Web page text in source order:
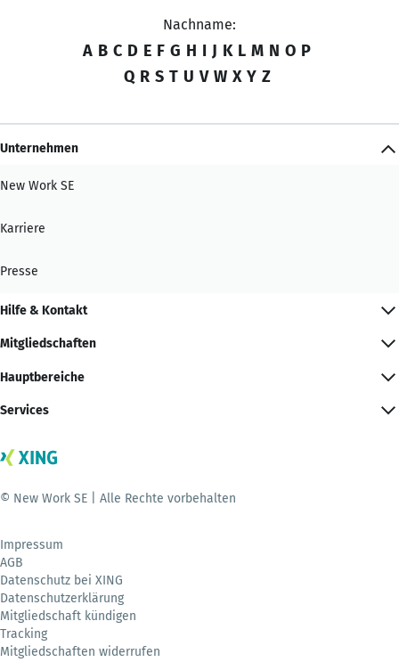
Nachname:
A B C D E F G H I J K L M N O P
Q R S T U V W X Y Z
Unternehmen
New Work SE
Karriere
Presse
Hilfe & Kontakt
Mitgliedschaften
Hauptbereiche
Services
© New Work SE | Alle Rechte vorbehalten
Impressum
AGB
Datenschutz bei XING
Datenschutzerklärung
Mitgliedschaft kündigen
Tracking
Mitgliedschaften widerrufen